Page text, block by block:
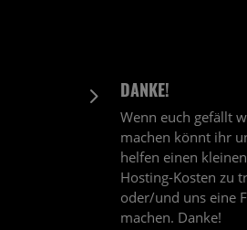
5 DANKE!
Wenn euch gefällt
machen könnt ihr
helfen einen
Hosting-Kosten zu
oder/und uns eine
machen. Danke!